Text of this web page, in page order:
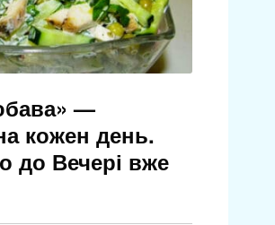
—
кожен день.
до Вечері вже